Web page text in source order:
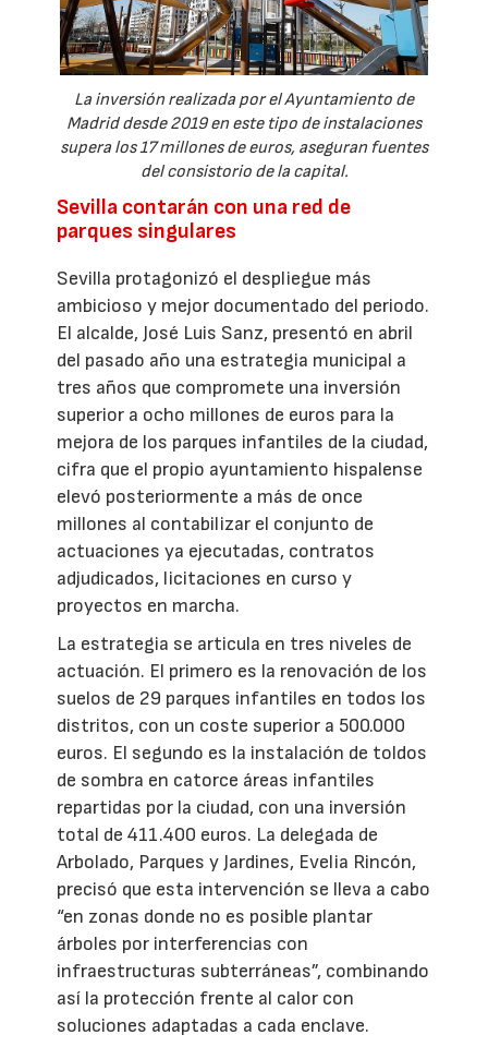
La inversión realizada por el Ayuntamiento de
Madrid desde 2019 en este tipo de instalaciones
supera los 17 millones de euros, aseguran fuentes
del consistorio de la capital.
Sevilla contarán con una red de
parques singulares
Sevilla protagonizó el despliegue más
ambicioso y mejor documentado del periodo.
El alcalde, José Luis Sanz, presentó en abril
del pasado año una estrategia municipal a
tres años que compromete una inversión
superior a ocho millones de euros para la
mejora de los parques infantiles de la ciudad,
cifra que el propio ayuntamiento hispalense
elevó posteriormente a más de once
millones al contabilizar el conjunto de
actuaciones ya ejecutadas, contratos
adjudicados, licitaciones en curso y
proyectos en marcha.
La estrategia se articula en tres niveles de
actuación. El primero es la renovación de los
suelos de 29 parques infantiles en todos los
distritos, con un coste superior a 500.000
euros. El segundo es la instalación de toldos
de sombra en catorce áreas infantiles
repartidas por la ciudad, con una inversión
total de 411.400 euros. La delegada de
Arbolado, Parques y Jardines, Evelia Rincón,
precisó que esta intervención se lleva a cabo
“en zonas donde no es posible plantar
árboles por interferencias con
infraestructuras subterráneas”, combinando
así la protección frente al calor con
soluciones adaptadas a cada enclave.